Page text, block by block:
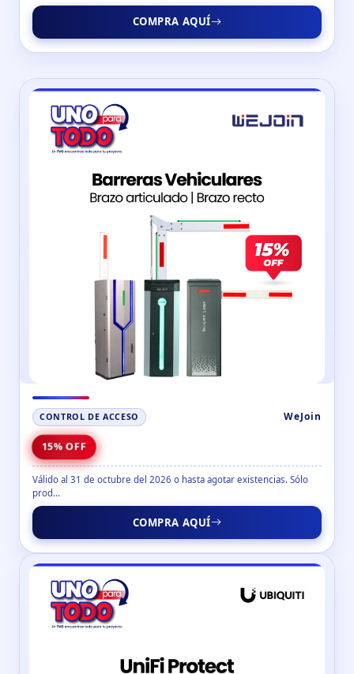
COMPRA AQUÍ
CONTROL DE ACCESO WeJoin
15% OFF
Válido al 31 de octubre del 2026 o hasta agotar existencias. Sólo
prod...
COMPRA AQUÍ